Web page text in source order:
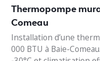
Thermopompe
Comeau
Installation d’une
000 BTU à Baie-